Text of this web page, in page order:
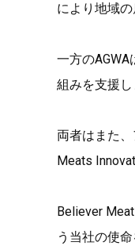
により地域
一方のAGWA
組みを支援し
両者はまた
Meats
Believer
う当社の使